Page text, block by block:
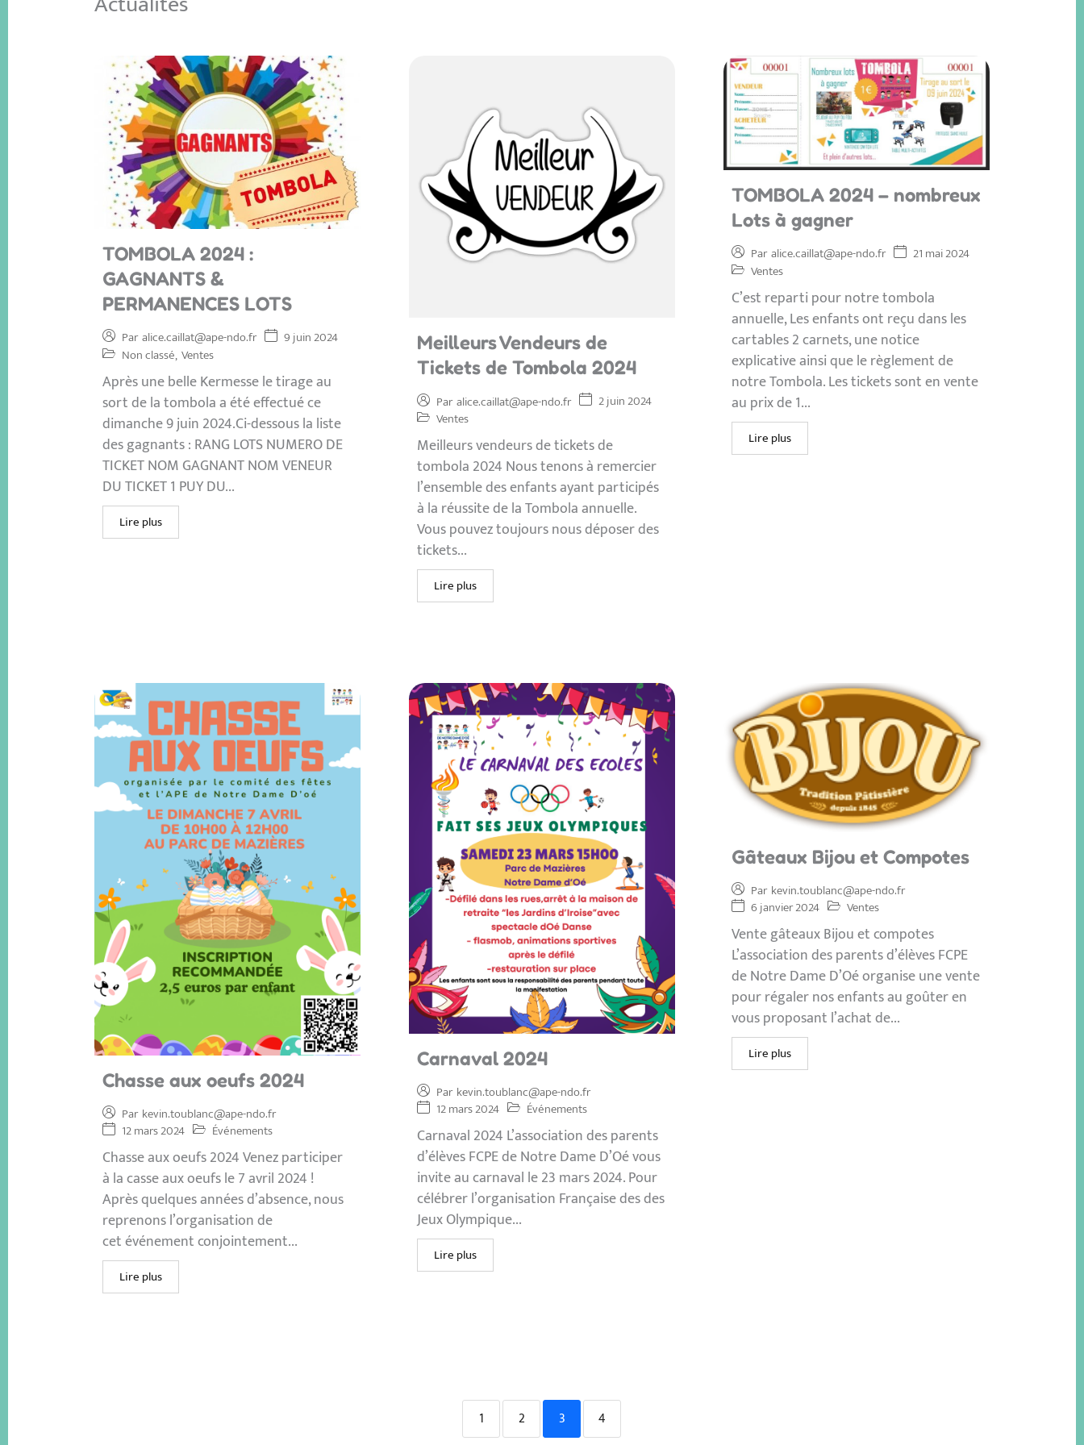
TOMBOLA 2024 :
GAGNANTS &
PERMANENCES LOTS
Par alice.caillat@ape-ndo.fr
9 juin 2024
Non classé, Ventes
Après une belle Kermesse le tirage au
sort de la tombola a été effectué ce
dimanche 9 juin 2024.Ci-dessous la liste
des gagnants : RANG LOTS NUMERO DE
TICKET NOM GAGNANT NOM VENEUR
DU TICKET 1 PUY DU...
Lire plus
Meilleurs Vendeurs de
Tickets de Tombola 2024
Par alice.caillat@ape-ndo.fr
2 juin 2024
Ventes
Meilleurs vendeurs de tickets de
tombola 2024 Nous tenons à remercier
l’ensemble des enfants ayant participés
à la réussite de la Tombola annuelle.
Vous pouvez toujours nous déposer des
tickets...
Lire plus
TOMBOLA 2024 – nombreux
Lots à gagner
Par alice.caillat@ape-ndo.fr
21 mai 2024
Ventes
C’est reparti pour notre tombola
annuelle, Les enfants ont reçu dans les
cartables 2 carnets, une notice
explicative ainsi que le règlement de
notre Tombola. Les tickets sont en vente
au prix de 1...
Lire plus
Chasse aux oeufs 2024
Par kevin.toublanc@ape-ndo.fr
12 mars 2024
Événements
Chasse aux oeufs 2024 Venez participer
à la casse aux oeufs le 7 avril 2024 !
Après quelques années d’absence, nous
reprenons l’organisation de
cet événement conjointement...
Lire plus
Carnaval 2024
Par kevin.toublanc@ape-ndo.fr
12 mars 2024
Événements
Carnaval 2024 L’association des parents
d’élèves FCPE de Notre Dame D’Oé vous
invite au carnaval le 23 mars 2024. Pour
célébrer l’organisation Française des des
Jeux Olympique...
Lire plus
Gâteaux Bijou et Compotes
Par kevin.toublanc@ape-ndo.fr
6 janvier 2024
Ventes
Vente gâteaux Bijou et compotes
L’association des parents d’élèves FCPE
de Notre Dame D’Oé organise une vente
pour régaler nos enfants au goûter en
vous proposant l’achat de...
Lire plus
1 2 3 4